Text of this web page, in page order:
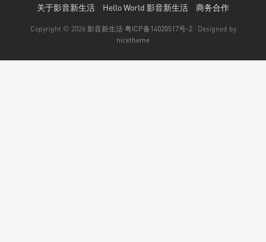
关于影音新生活 Hello World 影音新生活 商务合作
Copyright © 2026 影音新生活 粤ICP备14020517号-2 · Designed by
nicetheme